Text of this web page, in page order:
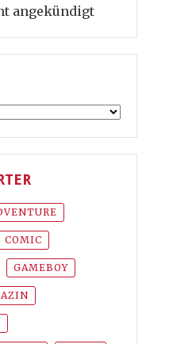
angekündigt
COMIC
GAMEBOY